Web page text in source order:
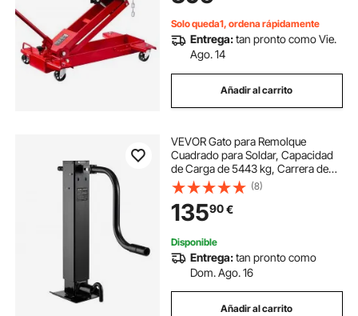
mm
Solo queda1, ordena rápidamente
Entrega:tan pronto como Vie.
Ago. 14
Añadir al carrito
VEVOR Gato para Remolque
Cuadrado para Soldar, Capacidad
de Carga de 5443 kg, Carrera de
330 mm, con Manivela, Pie
Ajustable, Eleva hasta 67,4 cm, para
Remolques de Caravanas,
Utilitarios y Yates
(8)
13590€
Disponible
Entrega:tan pronto como
Dom. Ago. 16
Añadir al carrito